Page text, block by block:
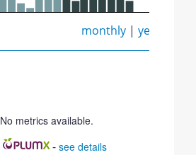
monthly |yearly
No metrics available.
- see details